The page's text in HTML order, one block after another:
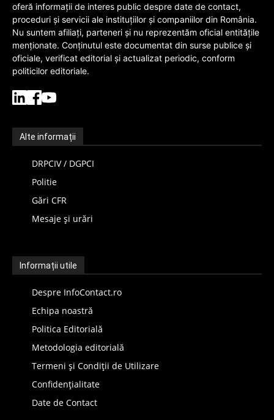
oferă informații de interes public despre date de contact,
proceduri și servicii ale instituțiilor și companiilor din România.
Nu suntem afiliați, parteneri și nu reprezentăm oficial entitățile
menționate. Conținutul este documentat din surse publice și
oficiale, verificat editorial și actualizat periodic, conform
politicilor editoriale.
Alte informații
DRPCIV / DGPCI
Politie
Gări CFR
Mesaje și urări
Informații utile
Despre InfoContact.ro
Echipa noastră
Politica Editorială
Metodologia editorială
Termeni și Condiții de Utilizare
Confidențialitate
Date de Contact